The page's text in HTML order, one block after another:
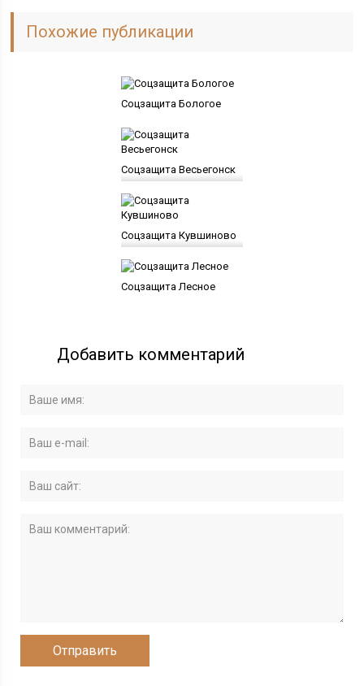
Похожие публикации
Соцзащита Бологое
Соцзащита Весьегонск
Соцзащита Кувшиново
Соцзащита Лесное
Добавить комментарий